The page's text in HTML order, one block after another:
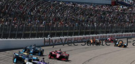
Hy-Vee Salute to